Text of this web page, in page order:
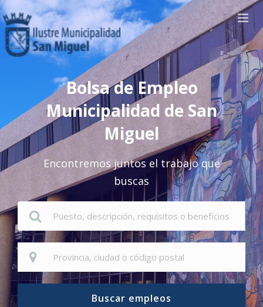
Bolsa de Empleo
Municipalidad de San
Miguel
Encontremos juntos el trabajo que
buscas
Buscar empleos